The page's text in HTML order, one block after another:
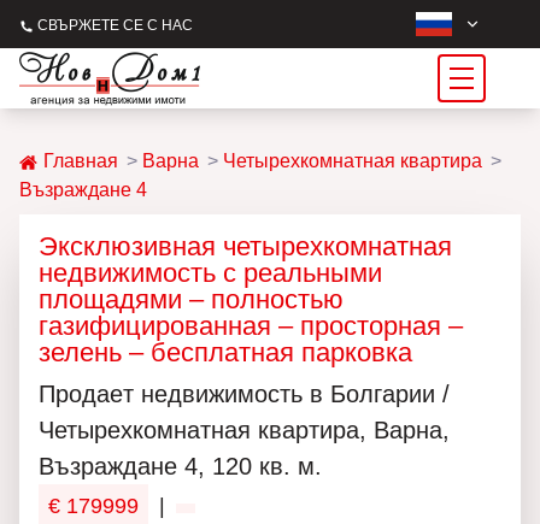
СВЪРЖЕТЕ СЕ С НАС
Главная Варна
Четырехкомнатная квартира
Възраждане 4
Эксклюзивная четырехкомнатная
недвижимость с реальными
площадями – полностью
газифицированная – просторная –
зелень – бесплатная парковка
Продаeт недвижимость в Болгарии /
Четырехкомнатная квартира, Варна,
Възраждане 4, 120 кв. м.
€ 179999